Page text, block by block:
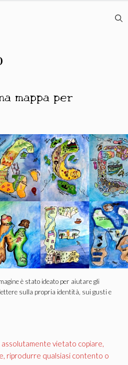
mappa per
è stato ideato per aiutare gli
sulla propria identità, sui gusti e
vietato copiare,
riprodurre qualsiasi contento o